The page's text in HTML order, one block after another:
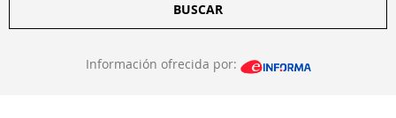
BUSCAR
Información ofrecida por: